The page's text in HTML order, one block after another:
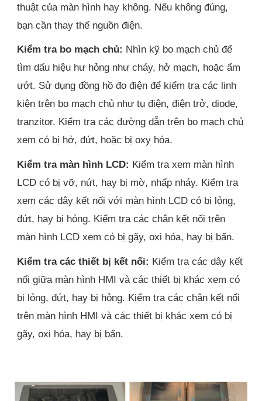
thuật của màn hình hay không. Nếu không đúng,
bạn cần thay thế nguồn điện.
Kiểm tra bo mạch chủ: Nhìn kỹ bo mạch chủ để
tìm dấu hiệu hư hỏng như cháy, hở mạch, hoặc ẩm
ướt. Sử dụng đồng hồ đo điện để kiểm tra các linh
kiện trên bo mạch chủ như tụ điện, điện trở, diode,
tranzitor. Kiểm tra các đường dẫn trên bo mạch chủ
xem có bị hở, đứt, hoặc bị oxy hóa.
Kiểm tra màn hình LCD: Kiểm tra xem màn hình
LCD có bị vỡ, nứt, hay bị mờ, nhấp nháy. Kiểm tra
xem các dây kết nối với màn hình LCD có bị lỏng,
đứt, hay bị hỏng. Kiểm tra các chân kết nối trên
màn hình LCD xem có bị gãy, oxi hóa, hay bị bẩn.
Kiểm tra các thiết bị kết nối: Kiểm tra các dây kết
nối giữa màn hình HMI và các thiết bị khác xem có
bị lỏng, đứt, hay bị hỏng. Kiểm tra các chân kết nối
trên màn hình HMI và các thiết bị khác xem có bị
gãy, oxi hóa, hay bị bẩn.